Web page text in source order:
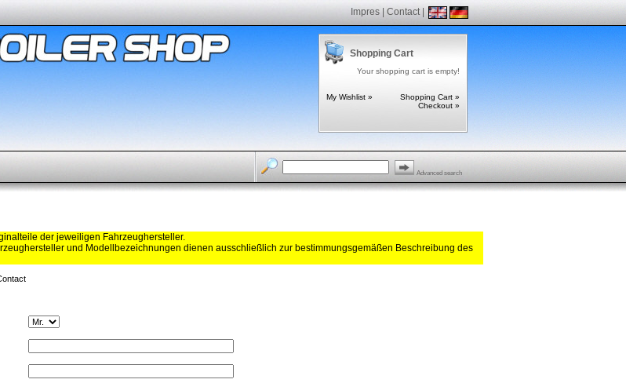
Impres Contact|
Shopping Cart
Your shopping cart is empty!
My Wishlist »
Shopping Cart »
Checkout »
Advanced search
der jeweiligen Fahrzeughersteller.
und Modellbezeichnungen dienen ausschließlich zur bestimmungsgemäßen Beschreibung des